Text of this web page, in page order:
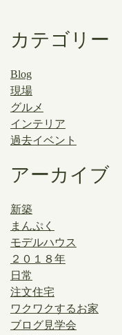
カテゴリー
Blog
現場
グルメ
インテリア
過去イベント
アーカイブ
新築
まんぷく
モデルハウス
２０１８年
日常
注文住宅
ワクワクするお家
ブログ見学会